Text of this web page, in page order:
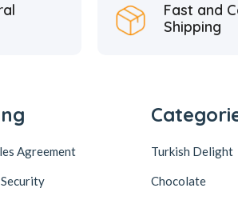
Fast and
Shipping
Agreement Turkish Delight
Chocolate